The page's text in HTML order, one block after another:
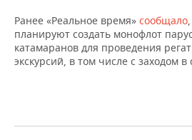
Ранее «Реальное время» сообщало
планируют создать монофлот
катамаранов для проведения
экскурсий, в том числе с заходом в